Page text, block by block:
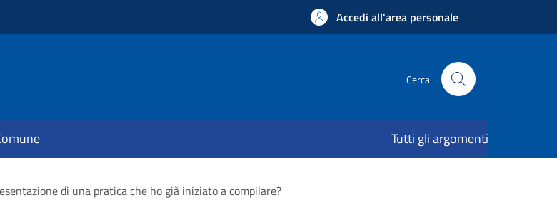
Accedi all'area personale
Cerca
Tutti gli argomenti
di una pratica che ho già iniziato a compilare?